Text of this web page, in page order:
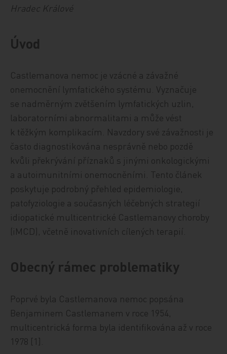
Hradec Králové
Úvod
Castlemanova nemoc je vzácné a závažné
onemocnění lymfatického systému. Vyznačuje
se nadměrným zvětšením lymfatických uzlin,
laboratorními abnormalitami a může vést
k těžkým komplikacím. Navzdory své závažnosti je
často diagnostikována nesprávně nebo pozdě
kvůli překrývání příznaků s jinými onkologickými
a autoimunitními onemocněními. Tento článek
poskytuje podrobný přehled epidemiologie,
patofyziologie a současných léčebných strategií
idiopatické multicentrické Castlemanovy choroby
(iMCD), včetně inovativních cílených terapií.
Obecný rámec problematiky
Poprvé byla Castlemanova nemoc popsána
Benjaminem Castlemanem v roce 1954,
multicentrická forma byla identifikována až v roce
1978 [1].